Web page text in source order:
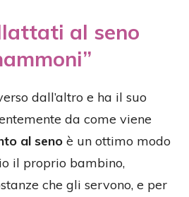
al seno
dall’altro e ha il suo
da come viene
al seno è un ottimo modo
il proprio bambino,
che gli servono, e per